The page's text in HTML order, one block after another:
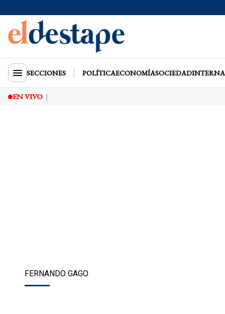
SECCIONES POLÍTICAECONOMÍASOCIEDAD
EN VIVO
FERNANDO GAGO